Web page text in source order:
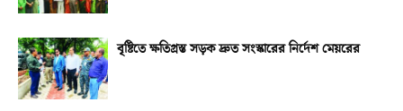
বৃষ্টিতে ক্ষতিগ্রস্ত সড়ক দ্রুত সংস্কারের নির্দেশ মেয়রের